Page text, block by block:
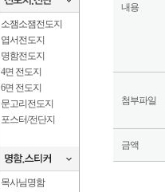
소잼소잼전도지
엽서전도지
명함전도지
4면 전도지
6면 전도지
문고리전도지
포스터/전단지
목사님명함
내용
첨부파일
금액